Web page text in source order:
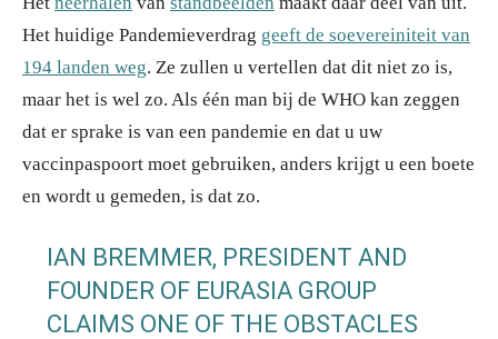
Het huidige Pandemieverdrag geeft de soevereiniteit van
194 landen weg. Ze zullen u vertellen dat dit niet zo is,
maar het is wel zo. Als één man bij de WHO kan zeggen
dat er sprake is van een pandemie en dat u uw
vaccinpaspoort moet gebruiken, anders krijgt u een boete
en wordt u gemeden, is dat zo.
IAN BREMMER, PRESIDENT AND
FOUNDER OF EURASIA GROUP
CLAIMS ONE OF THE OBSTACLES